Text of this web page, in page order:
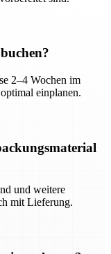
2–4 Wochen im
einplanen.
und weitere
mit Lieferung.